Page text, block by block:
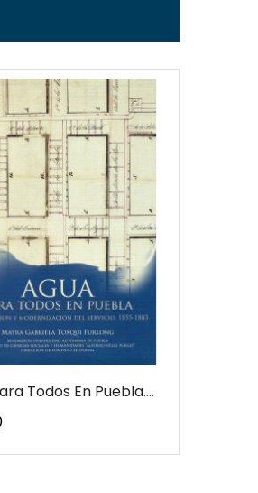
Todos En Puebla....